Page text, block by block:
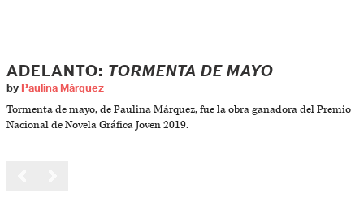
ADELANTO: TORMENTA DE MAYO
by Paulina Márquez
Tormenta de mayo, de Paulina Márquez, fue la obra ganadora del Premio
Nacional de Novela Gráfica Joven 2019.